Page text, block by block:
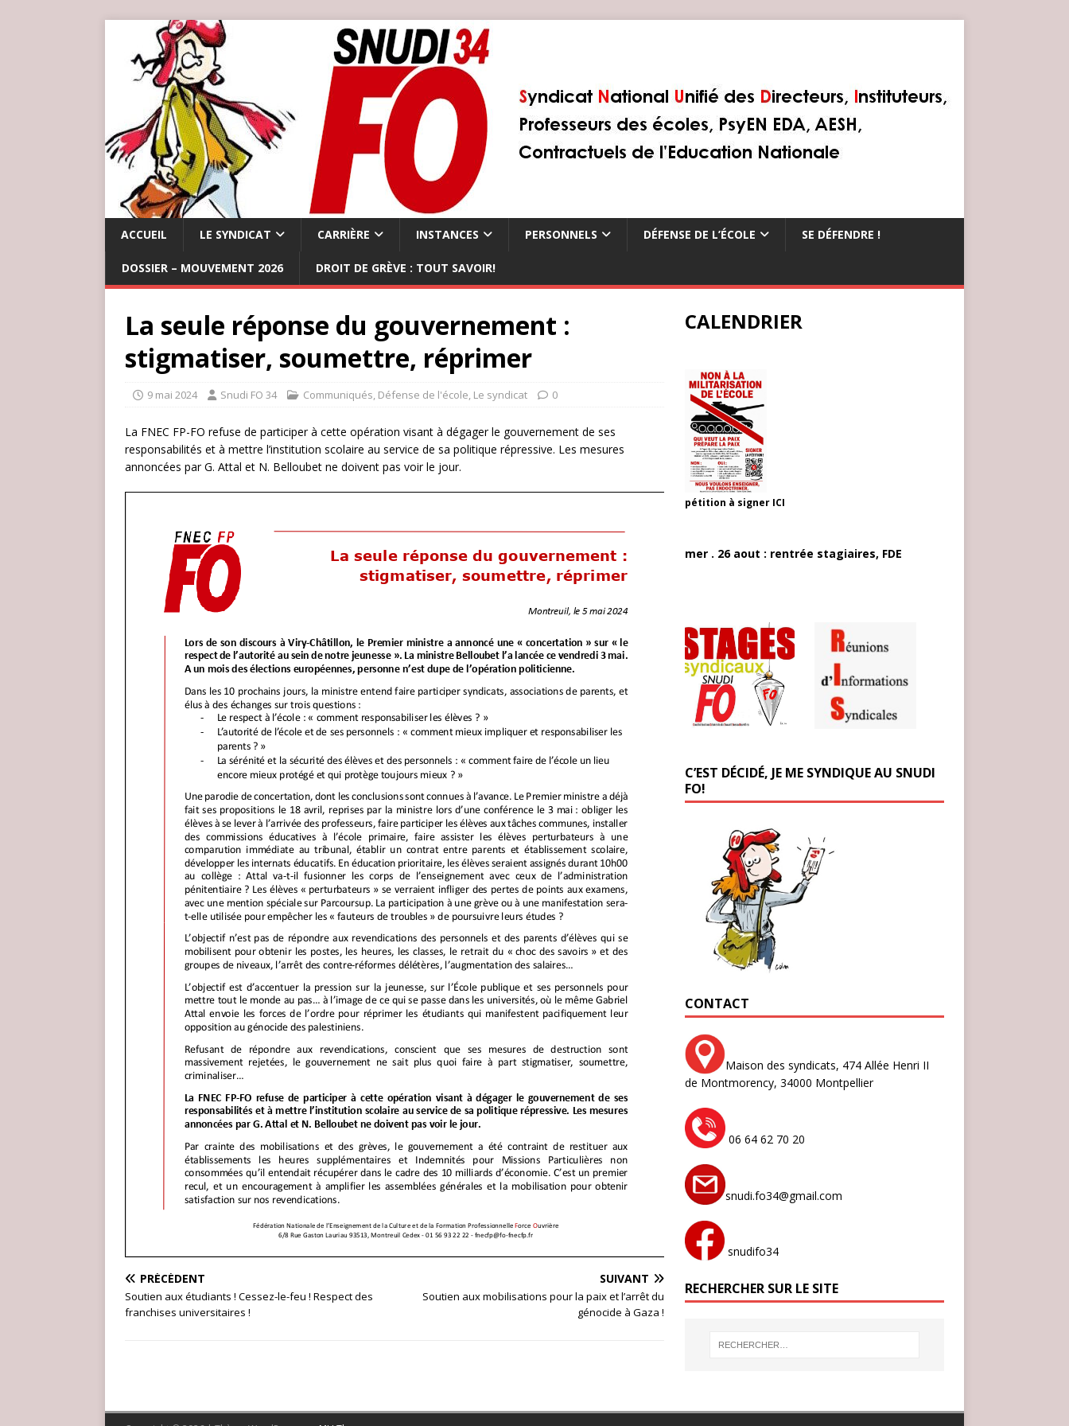
ACCUEIL LE SYNDICAT CARRIÈRE INSTANCES PERSONNELS DÉFENSE DE L’ÉCOLE SE DÉFENDRE !
DOSSIER – MOUVEMENT 2026 DROIT DE GRÈVE : TOUT SAVOIR!
La seule réponse du gouvernement :
stigmatiser, soumettre, réprimer
9 mai 2024 Snudi FO 34 Communiqués, Défense de l'école, Le syndicat 0
La FNEC FP-FO refuse de participer à cette opération visant à dégager le gouvernement de ses
responsabilités et à mettre l’institution scolaire au service de sa politique répressive. Les mesures
annoncées par G. Attal et N. Belloubet ne doivent pas voir le jour.
PRÉCÉDENT
Soutien aux étudiants ! Cessez-le-feu ! Respect des
franchises universitaires !
SUIVANT
Soutien aux mobilisations pour la paix et l’arrêt du
génocide à Gaza !
CALENDRIER
pétition à signer ICI
mer . 26 aout : rentrée stagiaires, FDE
C’EST DÉCIDÉ, JE ME SYNDIQUE AU SNUDI
FO!
CONTACT
Maison des syndicats, 474 Allée Henri II
de Montmorency, 34000 Montpellier
06 64 62 70 20
snudi.fo34@gmail.com
snudifo34
RECHERCHER SUR LE SITE